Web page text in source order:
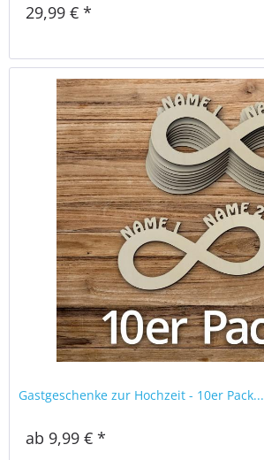
29,99 € *
Gastgeschenke zur Hochzeit - 10er Pack...
ab 9,99 € *